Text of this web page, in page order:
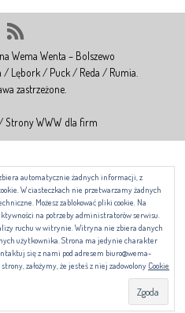
2021
Wema Wenta – Bolszewo
/ Lębork / Puck / Reda / Rumia.
prawa zastrzeżone.
/ Strony WWW dla firm
nie zbiera automatycznie żadnych informacji, z
cookie. W ciasteczkach nie przetwarzamy
Możesz zablokować pliki cookie. Na